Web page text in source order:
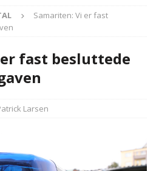
Samariten: Vi er fast
fast besluttede
Larsen